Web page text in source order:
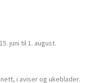
juni til 1. august.
i aviser og ukeblader.